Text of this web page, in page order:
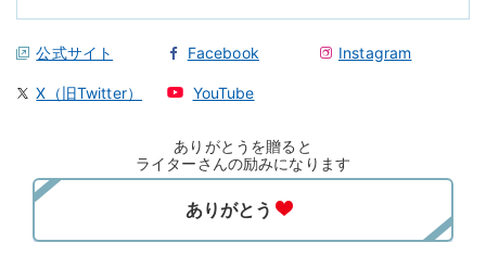
公式サイト Facebook Instagram
X（旧Twitter） YouTube
ありがとうを贈ると
ライターさんの励みになります